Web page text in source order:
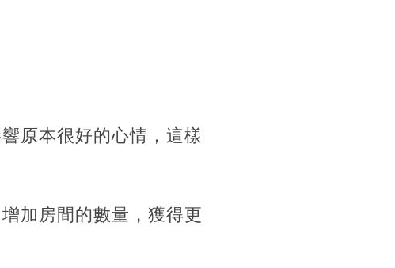
原本很好的心情，這樣
加房間的數量，獲得更